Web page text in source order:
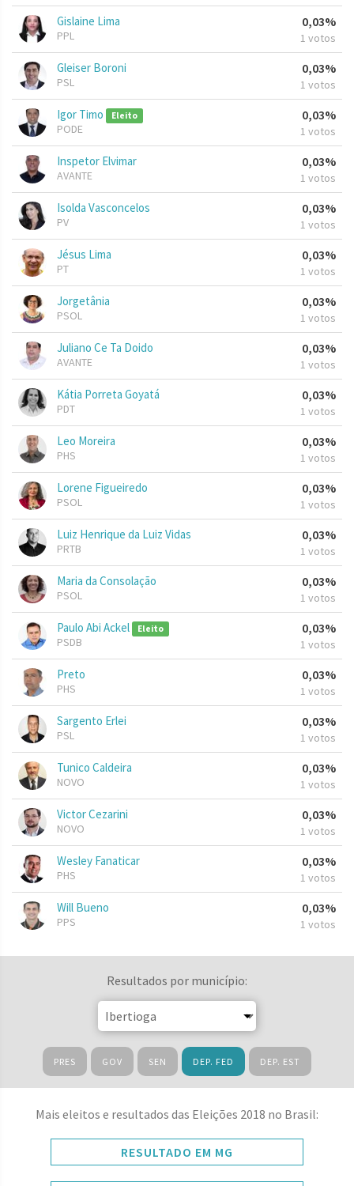
Gislaine Lima
PPL
0,03%
1 votos
Gleiser Boroni
PSL
0,03%
1 votos
Igor Timo Eleito
PODE
0,03%
1 votos
Inspetor Elvimar
AVANTE
0,03%
1 votos
Isolda Vasconcelos
PV
0,03%
1 votos
Jésus Lima
PT
0,03%
1 votos
Jorgetânia
PSOL
0,03%
1 votos
Juliano Ce Ta Doido
AVANTE
0,03%
1 votos
Kátia Porreta Goyatá
PDT
0,03%
1 votos
Leo Moreira
PHS
0,03%
1 votos
Lorene Figueiredo
PSOL
0,03%
1 votos
Luiz Henrique da Luiz Vidas
PRTB
0,03%
1 votos
Maria da Consolação
PSOL
0,03%
1 votos
Paulo Abi Ackel Eleito
PSDB
0,03%
1 votos
Preto
PHS
0,03%
1 votos
Sargento Erlei
PSL
0,03%
1 votos
Tunico Caldeira
NOVO
0,03%
1 votos
Victor Cezarini
NOVO
0,03%
1 votos
Wesley Fanaticar
PHS
0,03%
1 votos
Will Bueno
PPS
0,03%
1 votos
Resultados por município:
PRES GOV SEN DEP. FED DEP. EST
Mais eleitos e resultados das Eleições 2018 no Brasil:
RESULTADO EM MG